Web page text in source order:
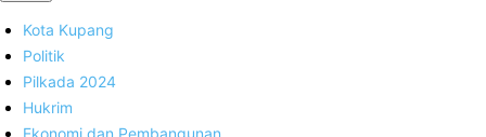
Kota Kupang
Politik
Pilkada 2024
Hukrim
Ekonomi dan Pembangunan